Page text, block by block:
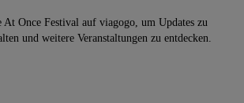
Once Festival auf viagogo, um Updates zu
und weitere Veranstaltungen zu entdecken.